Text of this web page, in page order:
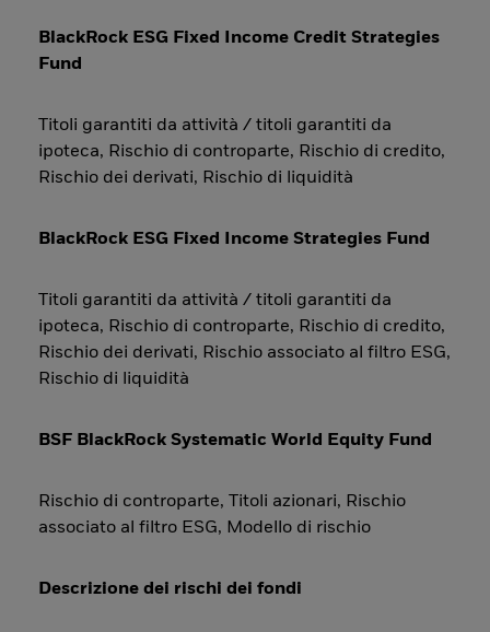
BlackRock ESG Fixed Income Credit Strategies
Fund
Titoli garantiti da attività / titoli garantiti da
ipoteca, Rischio di controparte, Rischio di credito,
Rischio dei derivati, Rischio di liquidità
BlackRock ESG Fixed Income Strategies Fund
Titoli garantiti da attività / titoli garantiti da
ipoteca, Rischio di controparte, Rischio di credito,
Rischio dei derivati, Rischio associato al filtro ESG,
Rischio di liquidità
BSF BlackRock Systematic World Equity Fund
Rischio di controparte, Titoli azionari, Rischio
associato al filtro ESG, Modello di rischio
Descrizione dei rischi dei fondi